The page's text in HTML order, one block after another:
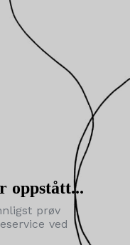
oppstått...
prøv
ved